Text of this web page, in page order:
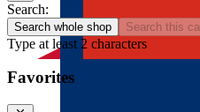
Search:
Search whole shop Search this
Type at least 2 characters
Favorites